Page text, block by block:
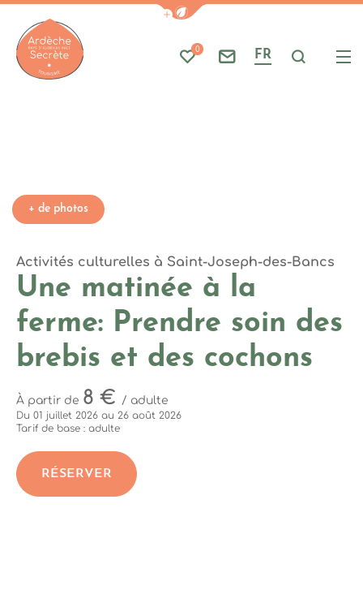
Afficher la barre de
Mes favoris
0
Nous contacter
FR Je
Activités culturelles à Saint-Joseph-des-Bancs
Une matinée à la
ferme: Prendre soin des
brebis et des cochons
Photo 1, © M.CRUS
+ de photos
Fermé. Ouvre mercredi à 09h30
À partir de 8 € / adulte
Du 01 juillet 2026 au 26 août 2026
Tarif de base : adulte
RÉSERVER